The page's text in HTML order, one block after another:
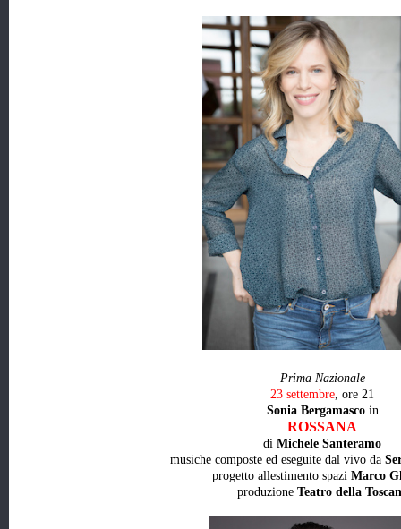
Prima Nazionale
23 settembre, ore 21
Sonia Bergamasco in
ROSSANA
di Michele Santeramo
musiche composte ed eseguite dal vivo da
progetto allestimento spazi Marco
produzioneTeatro della